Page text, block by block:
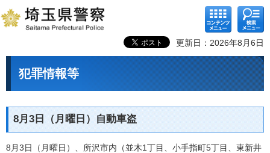
コンテ
ンツメ
ニュー
検索メ
ニュー
更新日：2026年8月6日
犯罪情報等
8月3日（月曜日）自動車盗
8月3日（月曜日）、所沢市内（並木1丁目、小手指町5丁目、東新井